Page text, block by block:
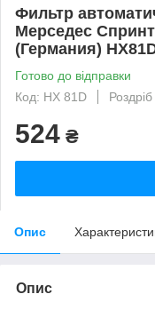
Фильтр
Мерседес
(Германия)
Готово до відправки
Код: HX 81D
Роздріб
524 ₴
Опис
Опис